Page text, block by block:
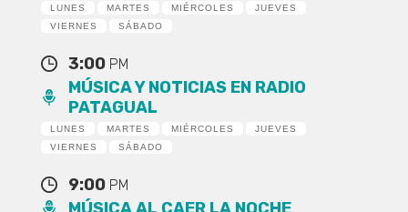
LUNES MARTES MIÉRCOLES
JUEVES
VIERNES
SÁBADO
3:00 PM
MÚSICA Y NOTICIAS EN RADIO
PATAGUAL
LUNES MARTES MIÉRCOLES
JUEVES
VIERNES
SÁBADO
9:00 PM